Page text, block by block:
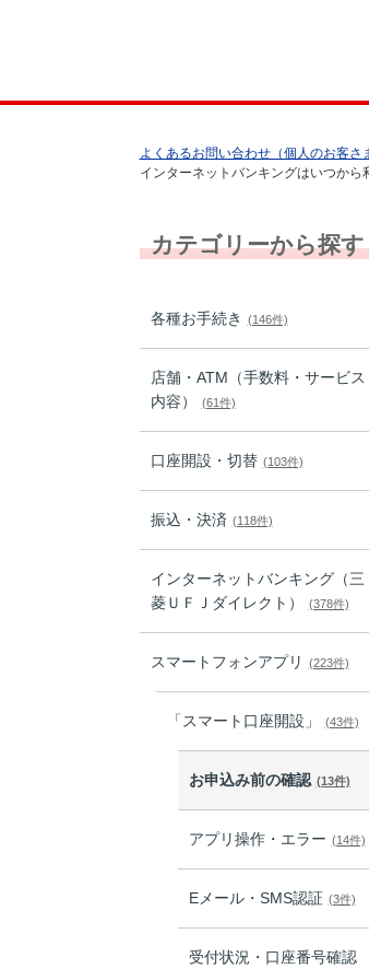
よくあるお問い合わせ（個人のお客さ
インターネットバンキングはいつから
カテゴリーから探す
各種お手続き (146件)
店舗・ATM（手数料・サービス
内容）
(61件)
口座開設・切替 (103件)
振込・決済 (118件)
インターネットバンキング（三
菱ＵＦＪダイレクト）
(378件)
スマートフォンアプリ (223件)
「スマート口座開設」 (43件)
お申込み前の確認 (13件)
アプリ操作・エラー (14件)
Eメール・SMS認証 (3件)
受付状況・口座番号確認